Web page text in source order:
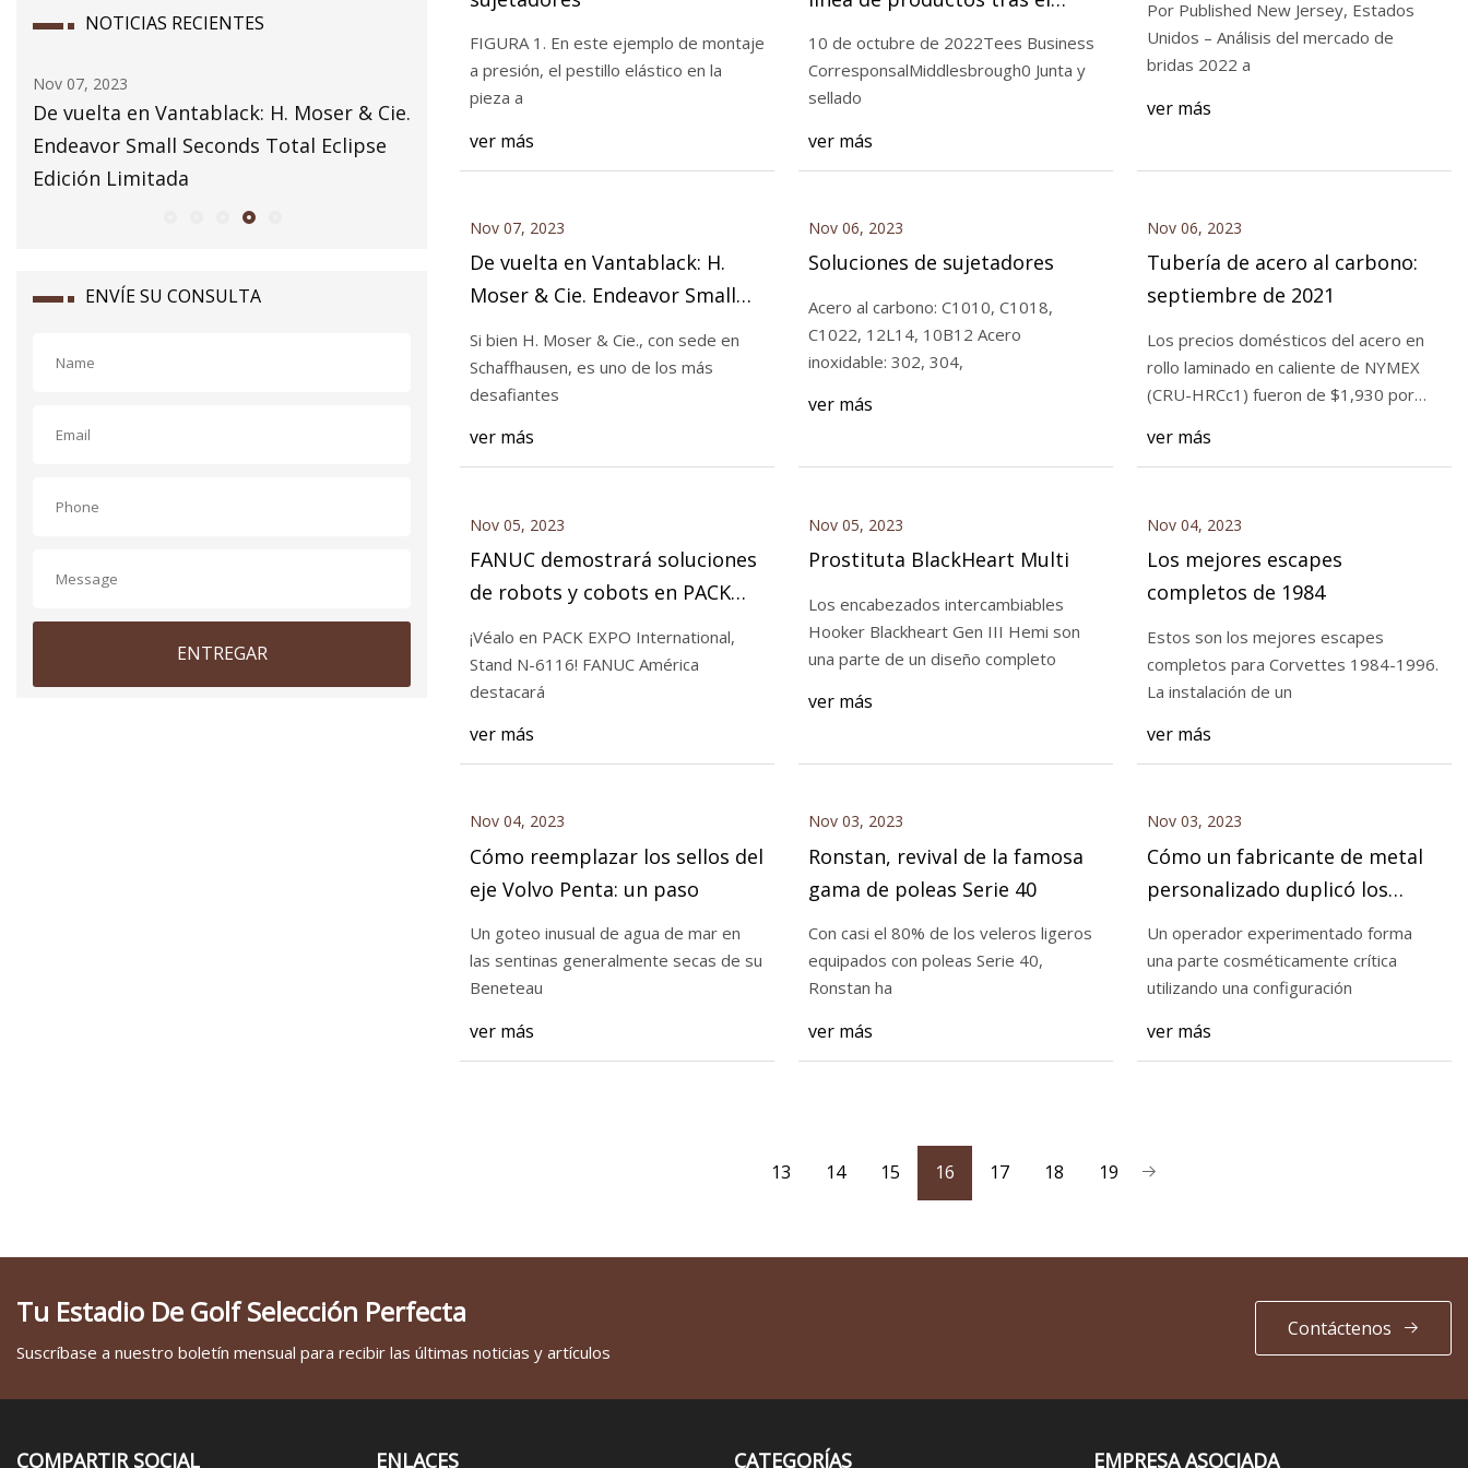
NOTICIAS RECIENTES
Nov 07, 2023
De vuelta en Vantablack: H. Moser & Cie.
Endeavor Small Seconds Total Eclipse
Edición Limitada
Nov 06, 2023
Soluciones de sujetadores
Nov 08, 2023
Fijación liberable sin sujetadores
ENVÍE SU CONSULTA
ENTREGAR
FIGURA 1. En este ejemplo de montaje
a presión, el pestillo elástico en la
pieza a
ver más
nombramiento de un
especialista de la industria
10 de octubre de 2022Tees Business
CorresponsalMiddlesbrough0 Junta y
sellado
ver más
Por Published New Jersey, Estados
Unidos – Análisis del mercado de
bridas 2022 a
ver más
Nov 07, 2023
De vuelta en Vantablack: H.
Moser & Cie. Endeavor Small
Seconds Total Eclipse Edición
Limitada
Si bien H. Moser & Cie., con sede en
Schaffhausen, es uno de los más
desafiantes
ver más
Nov 06, 2023
Soluciones de sujetadores
Acero al carbono: C1010, C1018,
C1022, 12L14, 10B12 Acero
inoxidable: 302, 304,
ver más
Nov 06, 2023
Tubería de acero al carbono:
septiembre de 2021
Los precios domésticos del acero en
rollo laminado en caliente de NYMEX
(CRU-HRCc1) fueron de $1,930 por
ver más
Nov 05, 2023
FANUC demostrará soluciones
de robots y cobots en PACK
EXPO International
¡Véalo en PACK EXPO International,
Stand N-6116! FANUC América
destacará
ver más
Nov 05, 2023
Prostituta BlackHeart Multi
Los encabezados intercambiables
Hooker Blackheart Gen III Hemi son
una parte de un diseño completo
ver más
Nov 04, 2023
Los mejores escapes
completos de 1984
Estos son los mejores escapes
completos para Corvettes 1984-1996.
La instalación de un
ver más
Nov 04, 2023
Cómo reemplazar los sellos del
eje Volvo Penta: un paso
Un goteo inusual de agua de mar en
las sentinas generalmente secas de su
Beneteau
ver más
Nov 03, 2023
Ronstan, revival de la famosa
gama de poleas Serie 40
Con casi el 80% de los veleros ligeros
equipados con poleas Serie 40,
Ronstan ha
ver más
Nov 03, 2023
Cómo un fabricante de metal
personalizado duplicó los
ingresos en medio de la
pandemia
Un operador experimentado forma
una parte cosméticamente crítica
utilizando una configuración
ver más
13 14 15 16 17 18 19
Tu Estadio De Golf Selección Perfecta
Suscríbase a nuestro boletín mensual para recibir las últimas noticias y artículos
Contáctenos
COMPARTIR SOCIAL ENLACES CATEGORÍAS EMPRESA ASOCIADA